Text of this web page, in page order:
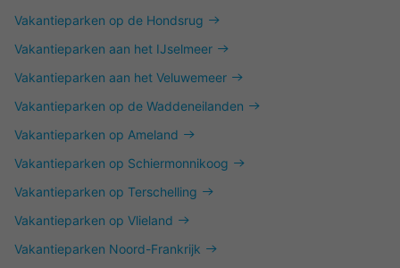
Vakantieparken op de Hondsrug
Vakantieparken aan het IJselmeer
Vakantieparken aan het Veluwemeer
Vakantieparken op de Waddeneilanden
Vakantieparken op Ameland
Vakantieparken op Schiermonnikoog
Vakantieparken op Terschelling
Vakantieparken op Vlieland
Vakantieparken Noord-Frankrijk